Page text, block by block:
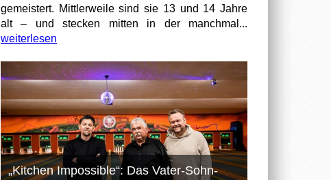
gemeistert. Mittlerweile sind sie 13 und 14 Jahre
alt – und stecken mitten in der manchmal...
weiterlesen
„Kitchen Impossible“: Das Vater-Sohn-